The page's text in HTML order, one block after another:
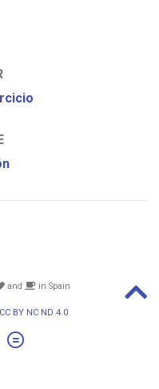
and in Spain
CC BY NC ND 4.0